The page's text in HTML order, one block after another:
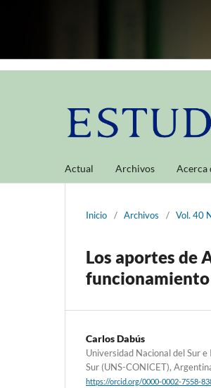
Actual Archivos Acerca
Inicio / Archivos / Vol. 40
Los aportes de
funcionamiento
Carlos Dabús
Universidad Nacional del Sur
Sur (UNS-CONICET),
https://orcid.org/0000-0002-7558-